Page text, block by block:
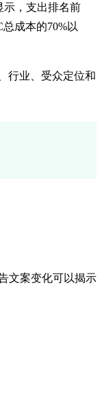
示，支出排名前
成本的70%以
行业、受众定位和
文案变化可以揭示